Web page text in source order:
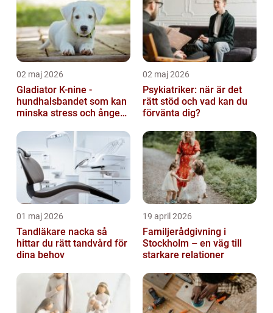
02 maj 2026
Gladiator K-nine -
hundhalsbandet som kan
minska stress och ångest
02 maj 2026
Psykiatriker: när är det
rätt stöd och vad kan du
förvänta dig?
01 maj 2026
Tandläkare nacka så
hittar du rätt tandvård för
dina behov
19 april 2026
Familjerådgivning i
Stockholm – en väg till
starkare relationer